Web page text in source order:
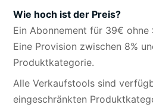
Wie hoch ist der Preis?
Ein Abonnement für 39€ ohne
Eine Provision zwischen 8%
Produktkategorie.
Alle Verkaufstools sind
eingeschränkten